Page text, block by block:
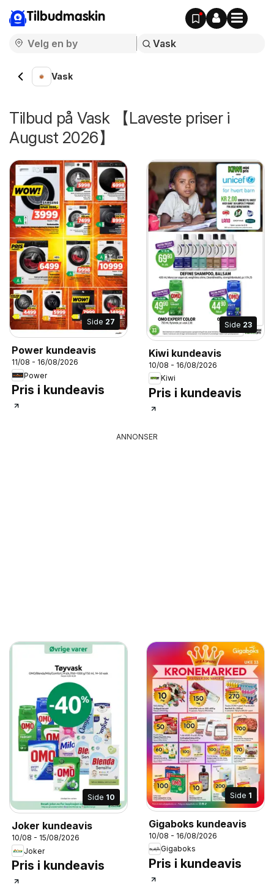
Tilbudmaskin
Vask
Tilbud på Vask 【Laveste priser i
August 2026】
Side 27
Power kundeavis
11/08 - 16/08/2026
Power
Pris i kundeavis
Side 23
Kiwi kundeavis
10/08 - 16/08/2026
Kiwi
Pris i kundeavis
ANNONSER
Side 10
Joker kundeavis
10/08 - 15/08/2026
Joker
Pris i kundeavis
Side 1
Gigaboks kundeavis
10/08 - 16/08/2026
Gigaboks
Pris i kundeavis